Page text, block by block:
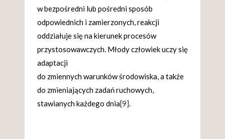
w bezpośredni lub pośredni sposób
odpowiednich i zamierzonych, reakcji
oddziałuje się na kierunek procesów
przystosowawczych. Młody człowiek uczy się
adaptacji
do zmiennych warunków środowiska, a także
do zmieniających zadań ruchowych,
stawianych każdego dnia[9].